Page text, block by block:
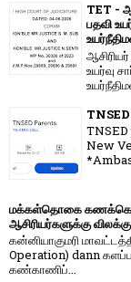
TET -
பதவி
உயர்வு
New
மக்கள்தொகை
ஆசிரியர்களுக்கு விலக்கு
கன்னியாகுமரி
Operation) dann
கண்காணிப்...